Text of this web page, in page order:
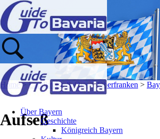
Home>Landkreise & Orte>Oberfranken >
Aufseß
Über Bayern
Geschichte
Königreich Bayern